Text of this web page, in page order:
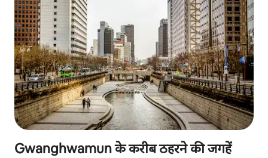
Gwanghwamun के करीब ठहरने की जगहें